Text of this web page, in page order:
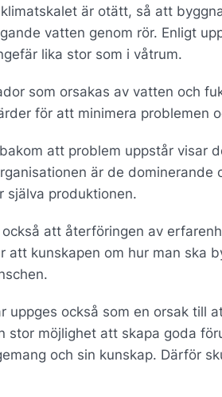
är otätt, så att
vatten genom rör. Enligt
lika stor som i våtrum.
som orsakas av vatten och
för att minimera problemen
att problem uppstår visar
är de dominerande
själva produktionen.
att återföringen av
att kunskapen om hur man ska
uppges också som en orsak till
stor möjlighet att skapa goda
och sin kunskap. Därför